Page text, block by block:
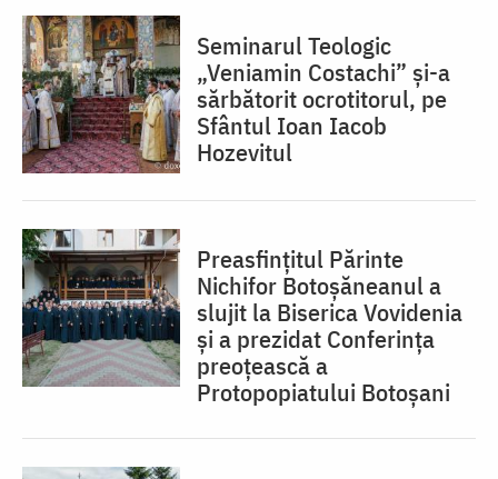
Seminarul Teologic
„Veniamin Costachi” și-a
sărbătorit ocrotitorul, pe
Sfântul Ioan Iacob
Hozevitul
Preasfințitul Părinte
Nichifor Botoșăneanul a
slujit la Biserica Vovidenia
și a prezidat Conferința
preoțească a
Protopopiatului Botoșani